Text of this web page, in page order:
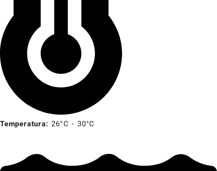
Temperatura: 26°C - 30°C